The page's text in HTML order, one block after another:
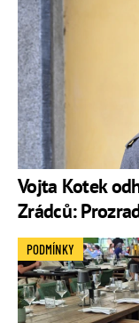
Vojta Kotek
Zrádců:
PODMÍNKY